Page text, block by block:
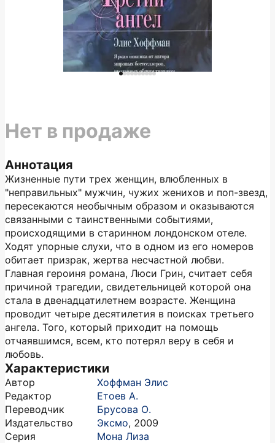
Аннотация
Жизненные пути трех женщин, влюбленных в
"неправильных" мужчин, чужих женихов и поп-звезд,
пересекаются необычным образом и оказываются
связанными с таинственными событиями,
происходящими в старинном лондонском отеле.
Ходят упорные слухи, что в одном из его номеров
обитает призрак, жертва несчастной любви.
Главная героиня романа, Люси Грин, считает себя
причиной трагедии, свидетельницей которой она
стала в двенадцатилетнем возрасте. Женщина
проводит четыре десятилетия в поисках третьего
ангела. Того, который приходит на помощь
отчаявшимся, всем, кто потерял веру в себя и
любовь.
Характеристики
Автор
Хоффман Элис
Редактор
Етоев А.
Переводчик
Брусова О.
Издательство
Эксмо, 2009
Серия
Мона Лиза
Нет в продаже